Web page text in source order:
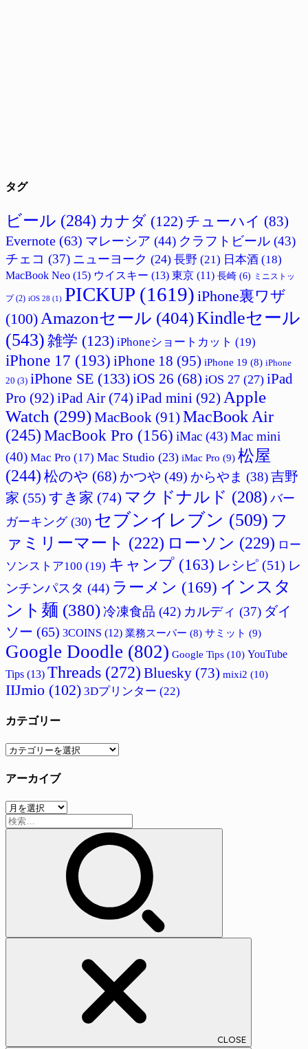
タグ
ビール (284) カナダ (122) チューハイ (83)
Evernote (63) マレーシア (44) クラフトビール (43)
チェコ (37) ニューヨーク (24) 長野 (21) 日本酒 (18)
MacBook Neo (15) ウイスキー (13) 東京 (11) 長崎 (6) ミニストッ
プ(2) iOS 28 (1) PICKUP (1619) iPhone裏ワザ
(100)Amazonセール (404)Kindleセール
(543) 雑学 (123) iPhoneショートカット (19)
iPhone 17 (193) iPhone 18 (95) iPhone 19 (8) iPhone
20 (3) iPhone SE (133)iOS 26 (68) iOS 27 (27) iPad
Pro (92) iPad Air (74) iPad mini (92) Apple
Watch (299)MacBook (91) MacBook Air
(245) MacBook Pro (156) iMac (43)Mac mini
(40) Mac Pro (17) Mac Studio (23) iMac Pro (9) 松屋
(244) 松のや (68) かつや (49) からやま (38)吉野
家 (55) すき家 (74) マクドナルド (208) バー
ガーキング(30) セブンイレブン (509) フ
ァミリーマート (222) ローソン (229) ロー
ソンストア100 (19) キャンプ (163) レシピ (51) レ
ンチンパスタ (44) ラーメン (169) インスタ
ント麺 (380)冷凍食品 (42) カルディ (37) ダイ
ソー (65) 3COINS (12) 業務スーパー (8) サミット (9)
Google Doodle (802) Google Tips (10) YouTube
Tips (13) Threads (272) Bluesky (73) mixi2 (10)
IIJmio (102) 3Dプリンター (22)
カテゴリー
カ
ゴ
ー
アーカイブ
ア
ー
検
索:
CLOSE